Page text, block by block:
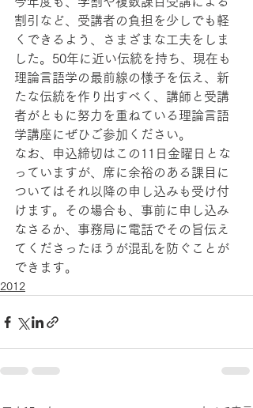
割引など、受講者の負担を少しでも軽
くできるよう、さまざまな工夫をしま
した。50年に近い伝統を持ち、現在も
理論言語学の最前線の様子を伝え、新
たな伝統を作り出すべく、講師と受講
者がともに努力を重ねている理論言語
学講座にぜひご参加ください。
なお、申込締切はこの11日金曜日とな
っていますが、席に余裕のある課目に
ついてはそれ以降の申し込みも受け付
けます。その場合も、事前に申し込み
なさるか、事務局に電話でその旨伝え
てくださったほうが混乱を防ぐことが
できます。
2012